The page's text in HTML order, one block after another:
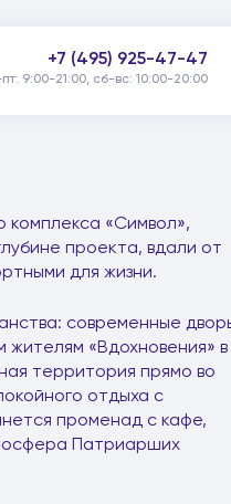
+7 (495) 925-47-47
9:00-21:00, сб-вс: 10:00-20:00
комплекса «Символ»,
проекта, вдали от
для жизни.
современные
жителям «Вдохновения» в
территория прямо во
отдыха с
променад с кафе,
Патриарших